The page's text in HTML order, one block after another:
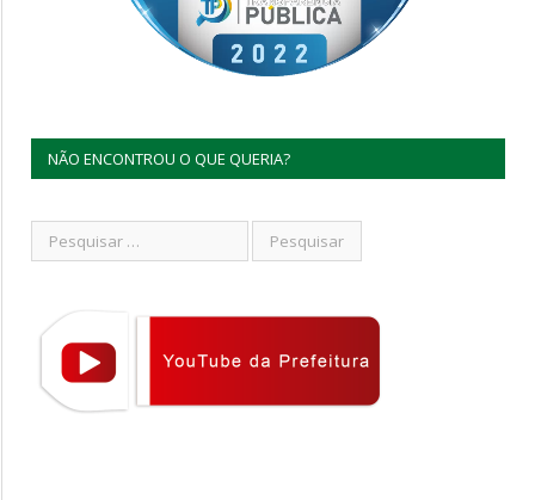
NÃO ENCONTROU O QUE QUERIA?